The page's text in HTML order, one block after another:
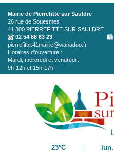
Aller au contenu principal
Mairie de Pierrefitte sur Sauldre
26 rue de Souesmes
41 300 PIERREFITTE SUR SAULDRE
02 54 88 63 23
pierrefitte.41mairie@wanadoo.fr
Horaires d'ouverture :
Mardi, mercredi et vendredi :
9h-12h et 15h-17h
23°C lun.